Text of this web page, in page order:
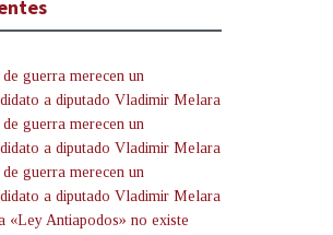
guerra merecen un
a diputado Vladimir Melara
guerra merecen un
a diputado Vladimir Melara
guerra merecen un
a diputado Vladimir Melara
«Ley Antiapodos» no existe